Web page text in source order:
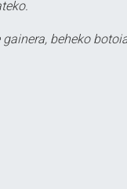
beheko